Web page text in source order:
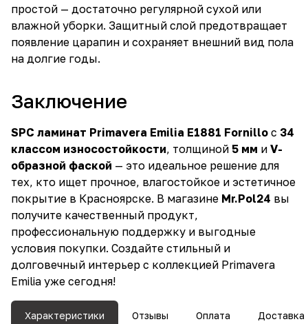
простой — достаточно регулярной сухой или
влажной уборки. Защитный слой предотвращает
появление царапин и сохраняет внешний вид пола
на долгие годы.
Заключение
SPC ламинат Primavera Emilia E1881 Fornillo с 34
классом износостойкости, толщиной 5 мм и V-
образной фаской — это идеальное решение для
тех, кто ищет прочное, влагостойкое и эстетичное
покрытие в Красноярске. В магазине Mr.Pol24 вы
получите качественный продукт,
профессиональную поддержку и выгодные
условия покупки. Создайте стильный и
долговечный интерьер с коллекцией Primavera
Emilia уже сегодня!
Характеристики Отзывы Оплата Доставка